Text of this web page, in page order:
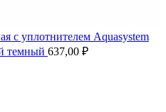
с уплотнителем Aquasystem
темный 637,00 ₽